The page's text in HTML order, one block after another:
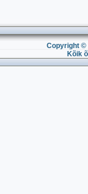
Copyright ©
Kõik